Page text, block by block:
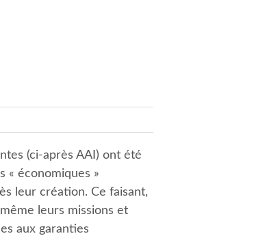
(ci-après AAI) ont été
« économiques »
leur création. Ce faisant,
leurs missions et
aux garanties